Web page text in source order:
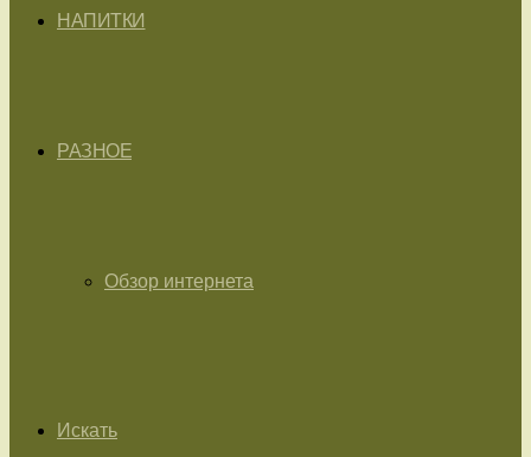
НАПИТКИ
РАЗНОЕ
Обзор интернета
Искать